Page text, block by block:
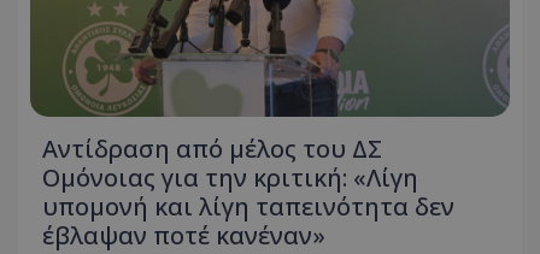
Αντίδραση από μέλος του ΔΣ
Ομόνοιας για την κριτική: «Λίγη
υπομονή και λίγη ταπεινότητα δεν
έβλαψαν ποτέ κανέναν»